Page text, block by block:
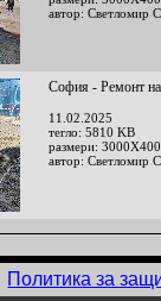
автор: Светломир
София - Ремонт
11.02.2025
тегло: 5810 KB
размери:
автор: Светломир
Политика за